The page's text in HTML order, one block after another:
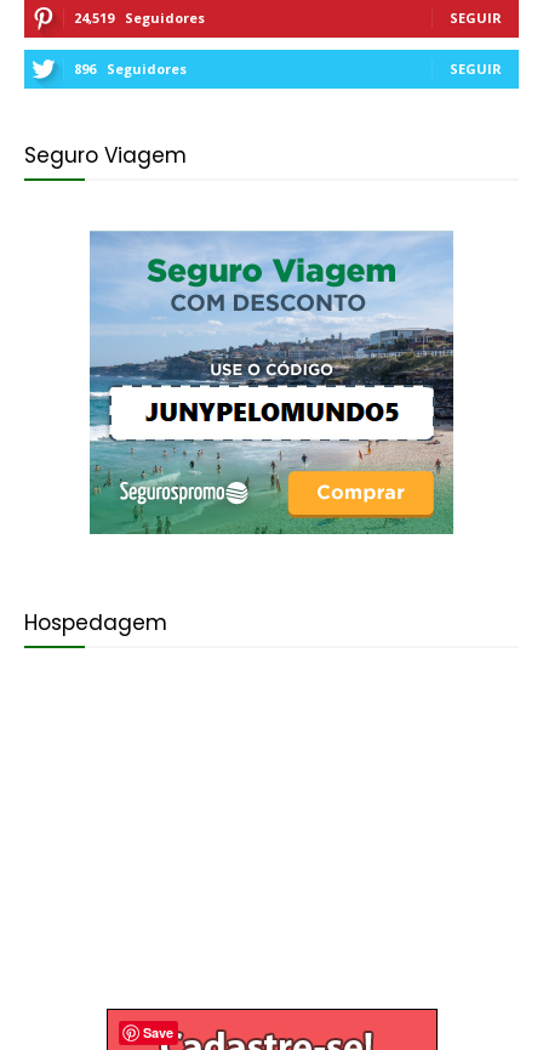
24,519 Seguidores SEGUIR
896 Seguidores SEGUIR
Seguro Viagem
Hospedagem
Save